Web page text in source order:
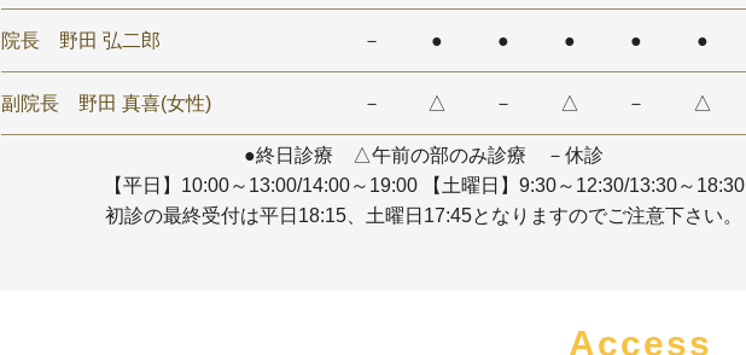
●終日診療 △午前の部のみ診療 －休診
【平日】10:00～13:00/14:00～19:00
【土曜日】9:30～12:30/13:30～18:30
初診の最終受付は平日18:15、土曜日17:45となりますのでご注意下さい。
院長 野田 弘二郎 － ● ● ● ● ●
副院長 野田 真喜(女性) － △ － △ － △
Access